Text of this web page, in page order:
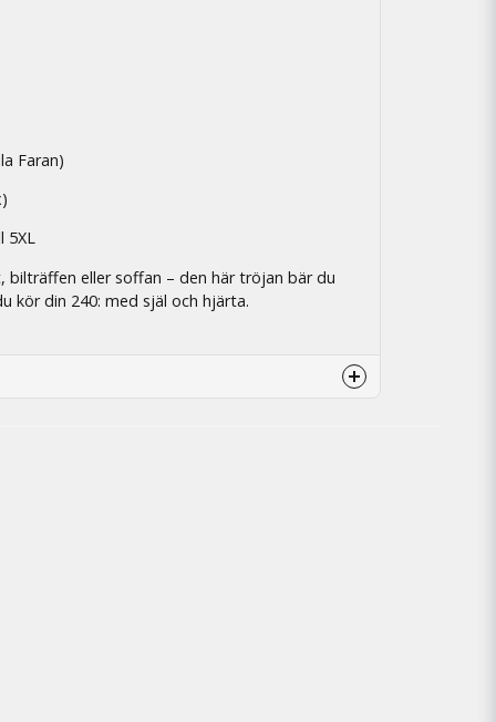
Faran)
5XL
bilträffen eller soffan – den här tröjan bär du
kör din 240: med själ och hjärta.